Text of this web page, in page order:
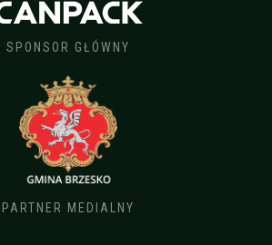
SPONSOR GŁÓWNY
PARTNER MEDIALNY